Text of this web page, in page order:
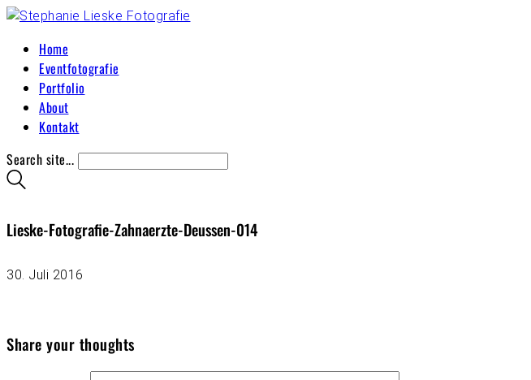
Home
Eventfotografie
Portfolio
About
Kontakt
Search site...
Lieske-Fotografie-Zahnaerzte-Deussen-014
30. Juli 2016
Share your thoughts